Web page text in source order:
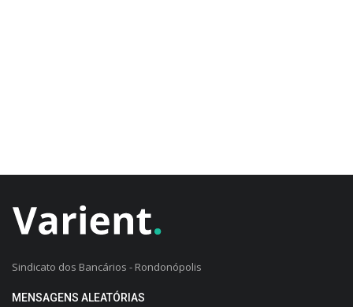
Sindicato dos Bancários - Rondonópolis
MENSAGENS ALEATÓRIAS